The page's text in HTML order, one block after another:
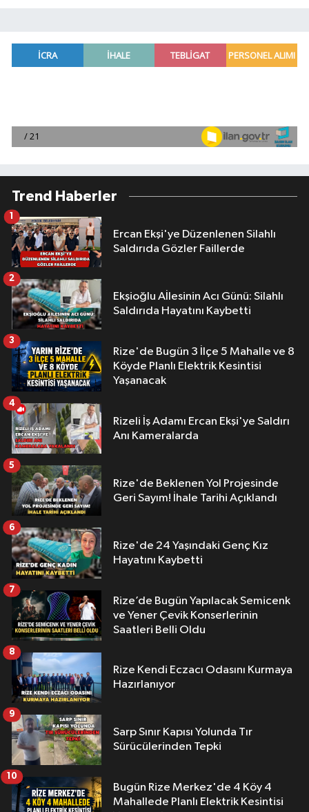
Trend Haberler
Ercan Ekşi'ye Düzenlenen Silahlı
Saldırıda Gözler Faillerde
1
Ekşioğlu Aİlesinin Acı Günü: Silahlı
Saldırıda Hayatını Kaybetti
2
Rize'de Bugün 3 İlçe 5 Mahalle ve 8
Köyde Planlı Elektrik Kesintisi
Yaşanacak
3
Rizeli İş Adamı Ercan Ekşi'ye Saldırı
Anı Kameralarda
4
Rize'de Beklenen Yol Projesinde
Geri Sayım! İhale Tarihi Açıklandı
5
Rize'de 24 Yaşındaki Genç Kız
Hayatını Kaybetti
6
Rize’de Bugün Yapılacak Semicenk
ve Yener Çevik Konserlerinin
Saatleri Belli Oldu
7
Rize Kendi Eczacı Odasını Kurmaya
Hazırlanıyor
8
Sarp Sınır Kapısı Yolunda Tır
Sürücülerinden Tepki
9
Bugün Rize Merkez'de 4 Köy 4
Mahallede Planlı Elektrik Kesintisi
10